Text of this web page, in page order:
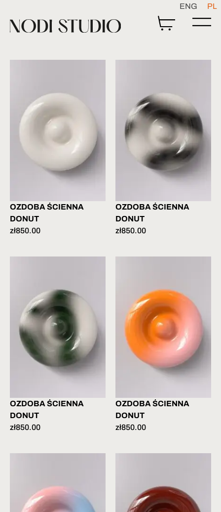
ENG PL
OZDOBA ŚCIENNA
DONUT
zł850.00
OZDOBA ŚCIENNA
DONUT
zł850.00
OZDOBA ŚCIENNA
DONUT
zł850.00
OZDOBA ŚCIENNA
DONUT
zł850.00